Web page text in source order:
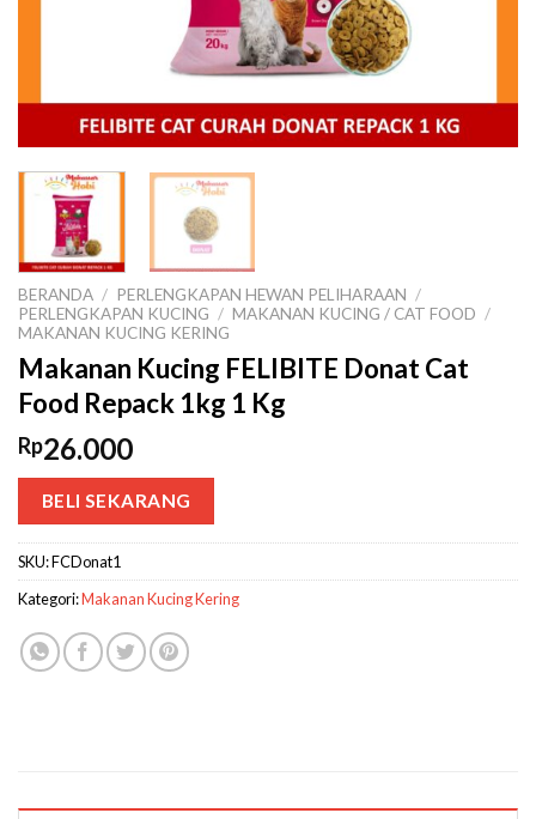
BERANDA / PERLENGKAPAN HEWAN PELIHARAAN /
PERLENGKAPAN KUCING / MAKANAN KUCING / CAT FOOD /
MAKANAN KUCING KERING
Makanan Kucing FELIBITE Donat Cat
Food Repack 1kg 1 Kg
Rp26.000
BELI SEKARANG
SKU:FCDonat1
Kategori:Makanan Kucing Kering